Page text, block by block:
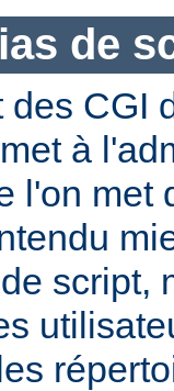
de
des CGI
à
l'on met
script,